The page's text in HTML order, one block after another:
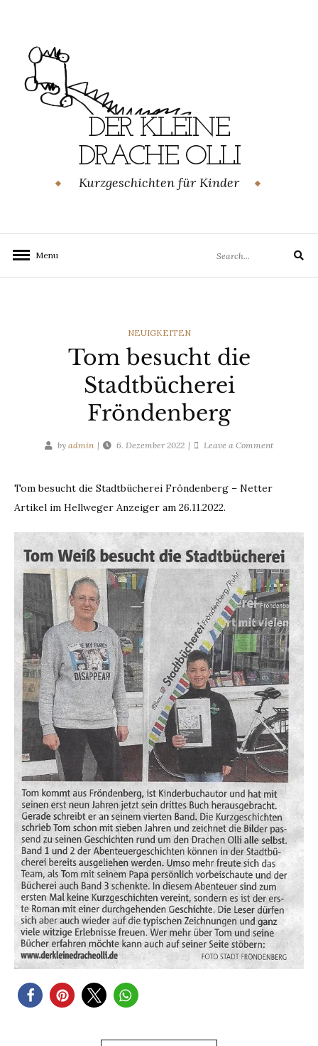
content
DER KLEINE
DRACHE OLLI
Kurzgeschichten für Kinder
Menu
for:
Search
CATEGORIES
NEUIGKEITEN
Tom besucht die
Stadtbücherei
Fröndenberg
by admin 6. Dezember 2022 Leave a Commenton
Tom besucht die Stadtbücherei Fröndenberg – Netter
Artikel im Hellweger Anzeiger am 26.11.2022.